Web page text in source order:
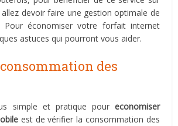
devoir faire une gestion optimale de
Pour économiser votre forfait internet
astuces qui pourront vous aider.
des
simple et pratique pour economiser
est de vérifier la consommation des